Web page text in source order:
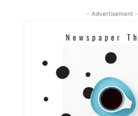
- Advertisement -